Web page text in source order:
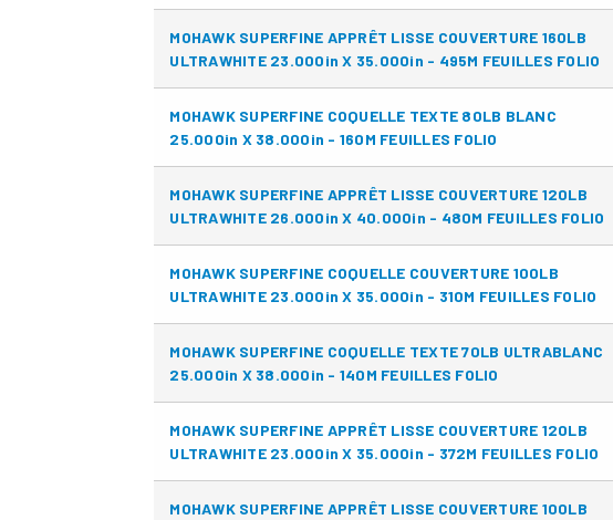
MOHAWK SUPERFINE APPRÊT LISSE COUVERTURE 160LB
ULTRAWHITE 23.000in X 35.000in - 495M FEUILLES FOLIO
MOHAWK SUPERFINE COQUELLE TEXTE 80LB BLANC
25.000in X 38.000in - 160M FEUILLES FOLIO
MOHAWK SUPERFINE APPRÊT LISSE COUVERTURE 120LB
ULTRAWHITE 26.000in X 40.000in - 480M FEUILLES FOLIO
MOHAWK SUPERFINE COQUELLE COUVERTURE 100LB
ULTRAWHITE 23.000in X 35.000in - 310M FEUILLES FOLIO
MOHAWK SUPERFINE COQUELLE TEXTE 70LB ULTRABLANC
25.000in X 38.000in - 140M FEUILLES FOLIO
MOHAWK SUPERFINE APPRÊT LISSE COUVERTURE 120LB
ULTRAWHITE 23.000in X 35.000in - 372M FEUILLES FOLIO
MOHAWK SUPERFINE APPRÊT LISSE COUVERTURE 100LB